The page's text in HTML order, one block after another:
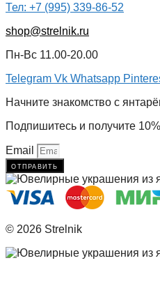
Тел: +7 (995) 339-86-52
shop@strelnik.ru
Пн-Вс 11.00-20.00
Telegram Vk Whatsapp
Начните знакомство с
Подпишитесь и получите
Email
отправить
© 2026 Strelnik